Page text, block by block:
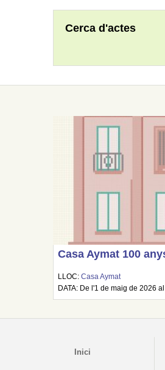
Cerca d'actes
Casa Aymat 100
LLOC:Casa Aymat
DATA: De l'1 de maig de 2026
Inici